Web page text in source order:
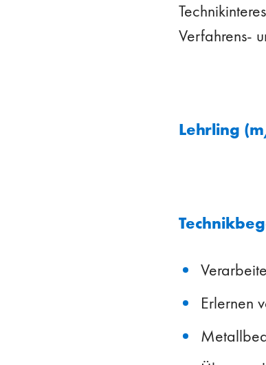
Verfahrens-
Lehrling
Erlernen